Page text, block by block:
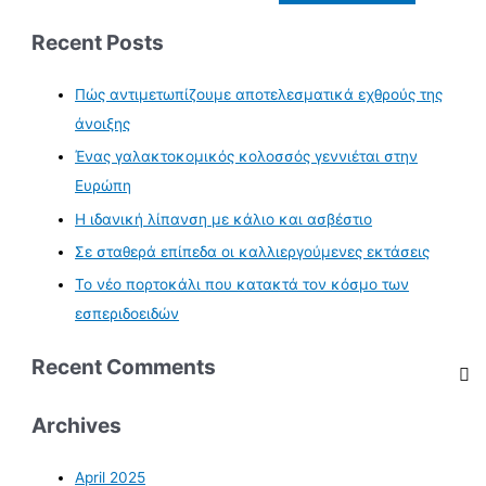
Recent Posts
Πώς αντιμετωπίζουμε αποτελεσματικά εχθρούς της
άνοιξης
Ένας γαλακτοκομικός κολοσσός γεννιέται στην
Ευρώπη
Η ιδανική λίπανση με κάλιο και ασβέστιο
Σε σταθερά επίπεδα οι καλλιεργούμενες εκτάσεις
Το νέο πορτοκάλι που κατακτά τον κόσμο των
εσπεριδοειδών
Recent Comments
Archives
April 2025